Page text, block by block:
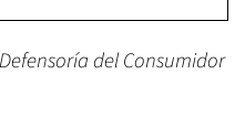
del Consumidor